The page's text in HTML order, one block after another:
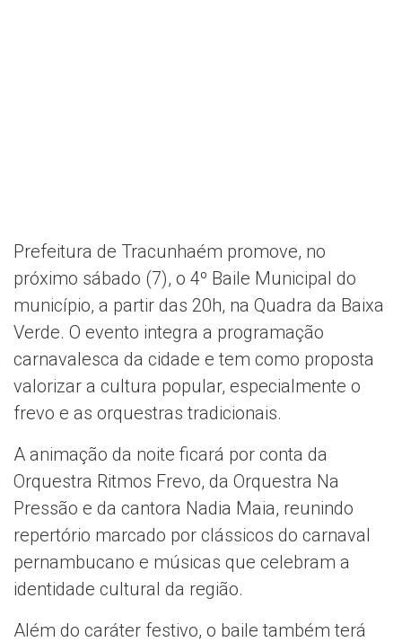
Prefeitura de Tracunhaém promove, no
próximo sábado (7), o 4º Baile Municipal do
município, a partir das 20h, na Quadra da Baixa
Verde. O evento integra a programação
carnavalesca da cidade e tem como proposta
valorizar a cultura popular, especialmente o
frevo e as orquestras tradicionais.
A animação da noite ficará por conta da
Orquestra Ritmos Frevo, da Orquestra Na
Pressão e da cantora Nadia Maia, reunindo
repertório marcado por clássicos do carnaval
pernambucano e músicas que celebram a
identidade cultural da região.
Além do caráter festivo, o baile também terá